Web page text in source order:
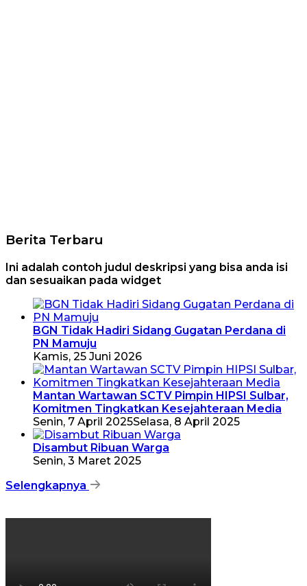
Berita Terbaru
Ini adalah contoh judul deskripsi yang bisa anda isi
dan sesuaikan pada widget
BGN Tidak Hadiri Sidang Gugatan Perdana di
PN Mamuju
Kamis, 25 Juni 2026
Mantan Wartawan SCTV Pimpin HIPSI Sulbar,
Komitmen Tingkatkan Kesejahteraan Media
Senin, 7 April 2025Selasa, 8 April 2025
Disambut Ribuan Warga
Senin, 3 Maret 2025
Selengkapnya